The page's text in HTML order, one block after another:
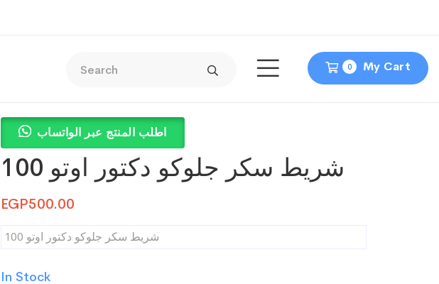
0 My Cart
اطلب المنتج عبر الواتساب
شريط سكر جلوكو دكتور اوتو 100
EGP500.00
شريط سكر جلوكو دكتور اوتو 100
In Stock